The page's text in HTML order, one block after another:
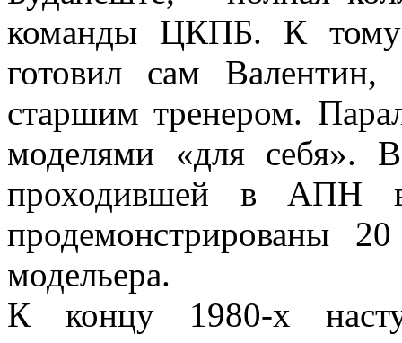
команды ЦКПБ. К
готовил сам
старшим тренером.
моделями «для себя».
проходившей в АПН
продемонстрированы
модельера.
К концу 1980-х